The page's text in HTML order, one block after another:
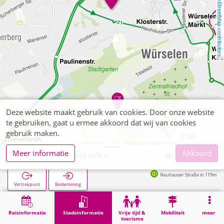
OpenStreetMap contributors
Reisinformatie Stadsinformatie
Vrije tijd &
toerisme
Mobiliteit meer
Gymnasium Würselen
Vertrekpunt Bestemming
Neuhauser Straße in 119m
Stadsinformatie Opleiding Gymnasium Würselen
Deze website maakt gebruik van cookies. Door onze website
te gebruiken, gaat u ermee akkoord dat wij van cookies
gebruik maken.
Meer informatie
Akkoord